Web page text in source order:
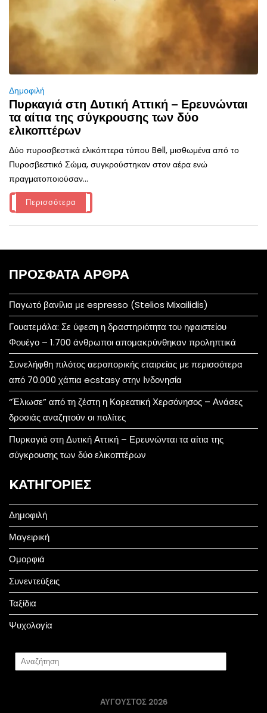
Δημοφιλή
Πυρκαγιά στη Δυτική Αττική – Ερευνώνται
τα αίτια της σύγκρουσης των δύο
ελικοπτέρων
Δύο πυροσβεστικά ελικόπτερα τύπου Bell, μισθωμένα από το
Πυροσβεστικό Σώμα, συγκρούστηκαν στον αέρα ενώ
πραγματοποιούσαν...
Περισσότερα
ΠΡΌΣΦΑΤΑ ΆΡΘΡΑ
Παγωτό βανίλια με espresso (Stelios Mixailidis)
Γουατεμάλα: Σε ύφεση η δραστηριότητα του ηφαιστείου
Φουέγο – 1.700 άνθρωποι απομακρύνθηκαν προληπτικά
Συνελήφθη πιλότος αεροπορικής εταιρείας με περισσότερα
από 70.000 χάπια ecstasy στην Ινδονησία
“Έλιωσε” από τη ζέστη η Κορεατική Χερσόνησος – Ανάσες
δροσιάς αναζητούν οι πολίτες
Πυρκαγιά στη Δυτική Αττική – Ερευνώνται τα αίτια της
σύγκρουσης των δύο ελικοπτέρων
KΑΤΗΓΟΡΊΕΣ
Δημοφιλή
Μαγειρική
Ομορφιά
Συνεντεύξεις
Ταξίδια
Ψυχολογία
ΑΎΓΟΥΣΤΟΣ 2026